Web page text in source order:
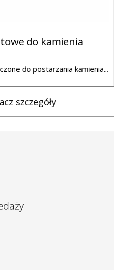
do kamienia
do postarzania kamienia...
szczegóły